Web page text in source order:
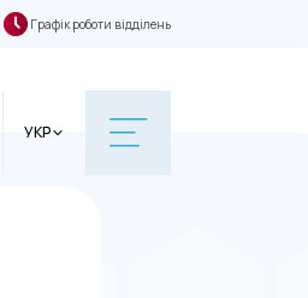
Графік роботи відділень
УКР